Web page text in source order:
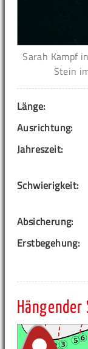
Sarah Kampf
Stein
Länge:
Ausrichtung:
Jahreszeit:
Schwierigkeit:
Absicherung:
Erstbegehung:
Hängender